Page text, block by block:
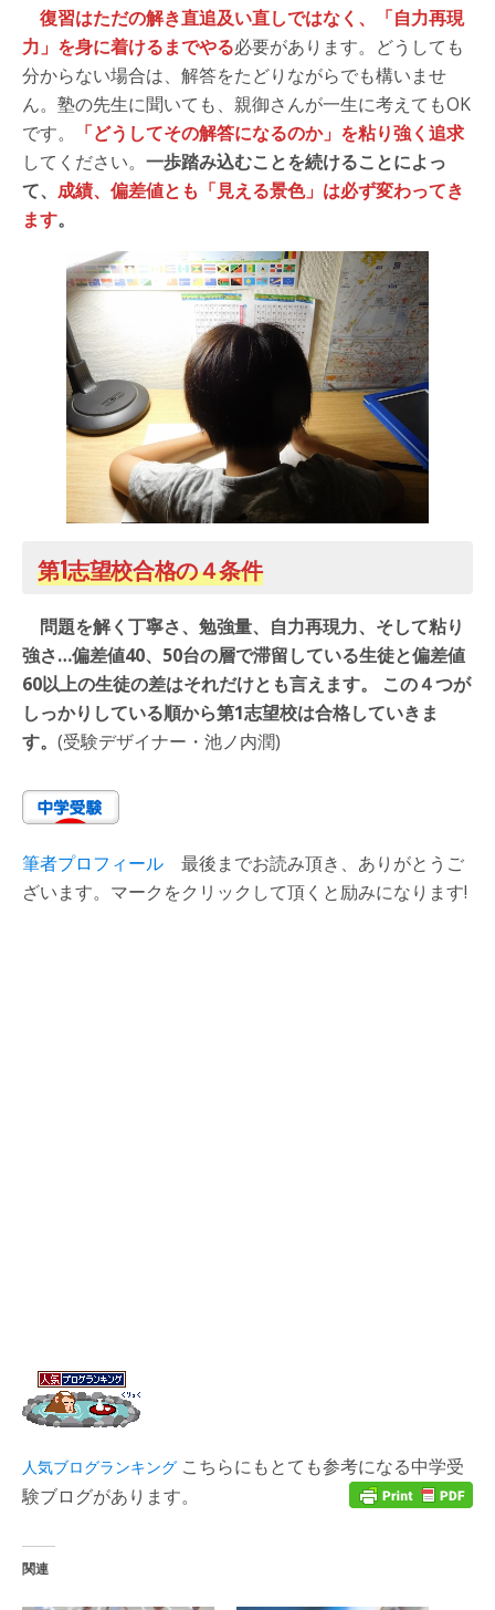
復習はただの解き直追及い直しではなく、「自力再現
力」を身に着けるまでやる必要があります。どうしても
分からない場合は、解答をたどりながらでも構いませ
ん。塾の先生に聞いても、親御さんが一生に考えてもOK
です。
「どうしてその解答になるのか」を粘り強く追求
してください。 一歩踏み込むことを続けることによっ
て、 成績、偏差値とも「見える景色」は必ず変わってき
ます。
第1志望校合格の４条件
問題を解く丁寧さ、勉強量、自力再現力、そして粘り
強さ…偏差値40、50台の層で滞留している生徒と偏差値
60以上の生徒の差はそれだけとも言えます。
この４つが
しっかりしている順から第1志望校は合格していきま
す。 (受験デザイナー・池ノ内潤)
筆者プロフィール 最後までお読み頂き、ありがとうご
ざいます。マークをクリックして頂くと励みになります!
人気ブログランキング こちらにもとても参考になる中学受
験ブログがあります。
関連